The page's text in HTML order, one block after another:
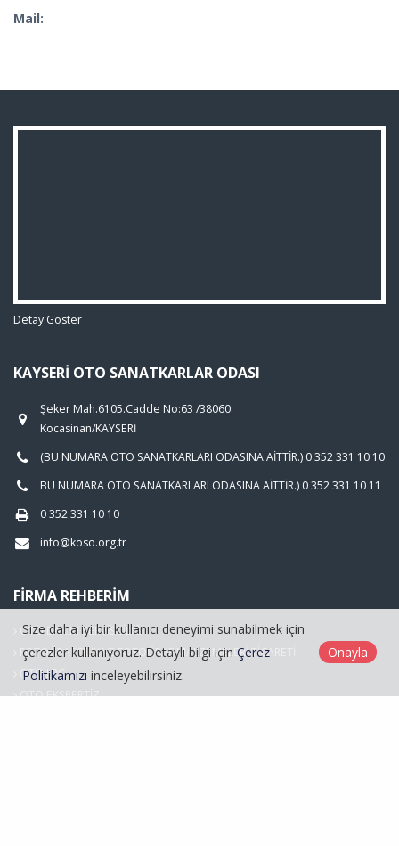
Mail:
Detay Göster
KAYSERI OTO SANATKARLAR ODASI
Şeker Mah.6105.Cadde No:63 /38060
Kocasinan/KAYSERİ
(BU NUMARA OTO SANATKARLARI ODASINA AİTTİR.) 0 352 331 10 10
BU NUMARA OTO SANATKARLARI ODASINA AİTTİR.) 0 352 331 10 11
0 352 331 10 10
info@koso.org.tr
FIRMA REHBERIM
OTO BAKIM SERVİSCİLİĞİ
FOTOĞRAFÇILIK VE FOTOĞRAF MALZEMELERİ TİCARETİ
OTO LPG
OTO EKSPERTİZ
Size daha iyi bir kullanıcı deneyimi sunabilmek için
çerezler kullanıyoruz. Detaylı bilgi için Çerez
Politikamızı inceleyebilirsiniz.
Onayla